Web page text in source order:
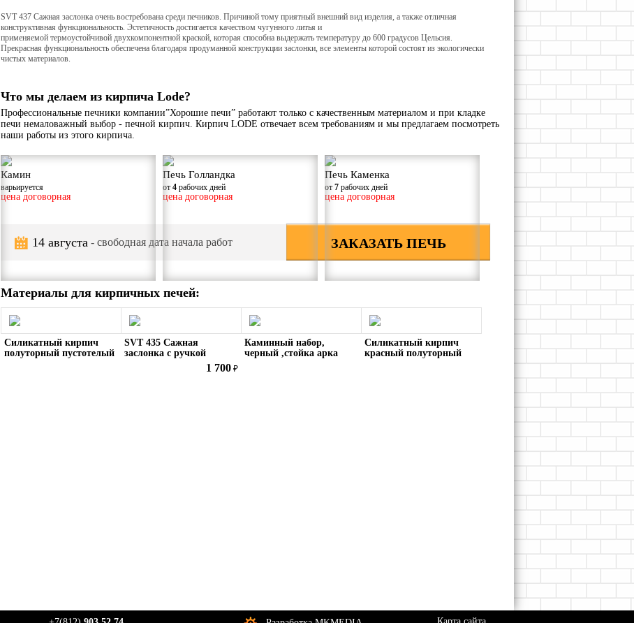
SVT 437 Сажная заслонка очень востребована среди печников. Причиной тому приятный внешний вид изделия, а также отличная
конструктивная функциональность. Эстетичность достигается качеством чугунного литья и
применяемой термоустойчивой двухкомпонентной краской, которая способна выдержать температуру до 600 градусов Цельсия.
Прекрасная функциональность обеспечена благодаря продуманной конструкции заслонки, все элементы которой состоят из экологически
чистых материалов.
Что мы делаем из кирпича Lode?
Профессиональные печники компании”Хорошие печи” работают только с качественным материалом и при кладке
печи немаловажный выбор - печной кирпич. Кирпич LODE отвечает всем требованиям и мы предлагаем посмотреть
наши работы из этого кирпича.
Камин
варьируется
цена договорная
Печь Голландка
от 4 рабочих дней
цена договорная
Печь Каменка
от 7 рабочих дней
цена договорная
14 августа - свободная дата начала работ ЗАКАЗАТЬ ПЕЧЬ
Материалы для кирпичных печей:
Силикатный кирпич
полуторный пустотелый
SVT 435 Сажная
заслонка с ручкой
1 700 ₽
Каминный набор,
черный ,стойка арка
Силикатный кирпич
красный полуторный